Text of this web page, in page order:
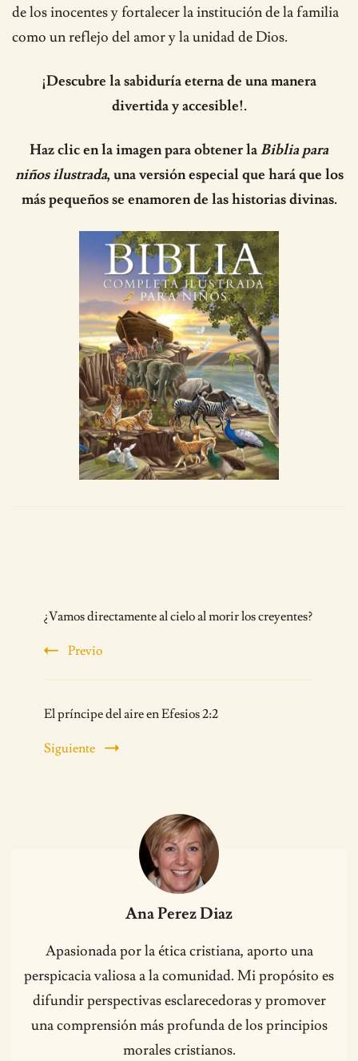
de los inocentes y fortalecer la institución de la familia
como un reflejo del amor y la unidad de Dios.
¡Descubre la sabiduría eterna de una manera
divertida y accesible!.
Haz clic en la imagen para obtener laBiblia para
niños ilustrada, una versión especial que hará que los
más pequeños se enamoren de las historias divinas.
Navigation
¿Vamos directamente al cielo al morir los creyentes?
Previo
El príncipe del aire en Efesios 2:2
Siguiente
Ana Perez Diaz
Apasionada por la ética cristiana, aporto una
perspicacia valiosa a la comunidad. Mi propósito es
difundir perspectivas esclarecedoras y promover
una comprensión más profunda de los principios
morales cristianos.